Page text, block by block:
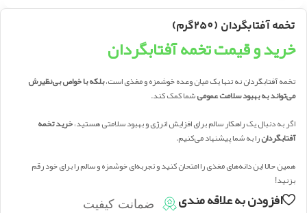
تخمه آفتابگردان (250گرم)
خرید و قیمت تخمه آفتابگردان
تخمه آفتابگردان نه تنها یک میان وعده خوشمزه و مغذی است،بلکه با خواص بی‌نظیرش
می‌تواند به بهبود سلامت عمومیشما کمک کند.
اگر به دنبال یک راهکار سالم برای افزایش انرژی و بهبود سلامتی هستید،خرید تخمه
آفتابگردانرا به شما پیشنهاد می‌کنیم.
همین حالا این دانه‌های مغذی را امتحان کنید و تجربه‌ای خوشمزه و سالم را برای خود رقم
بزنید!
افزودن به علاقه مندی ضمانت کیفیت